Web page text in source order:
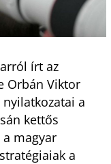
írt az
Orbán Viktor
a
kettős
magyar
a